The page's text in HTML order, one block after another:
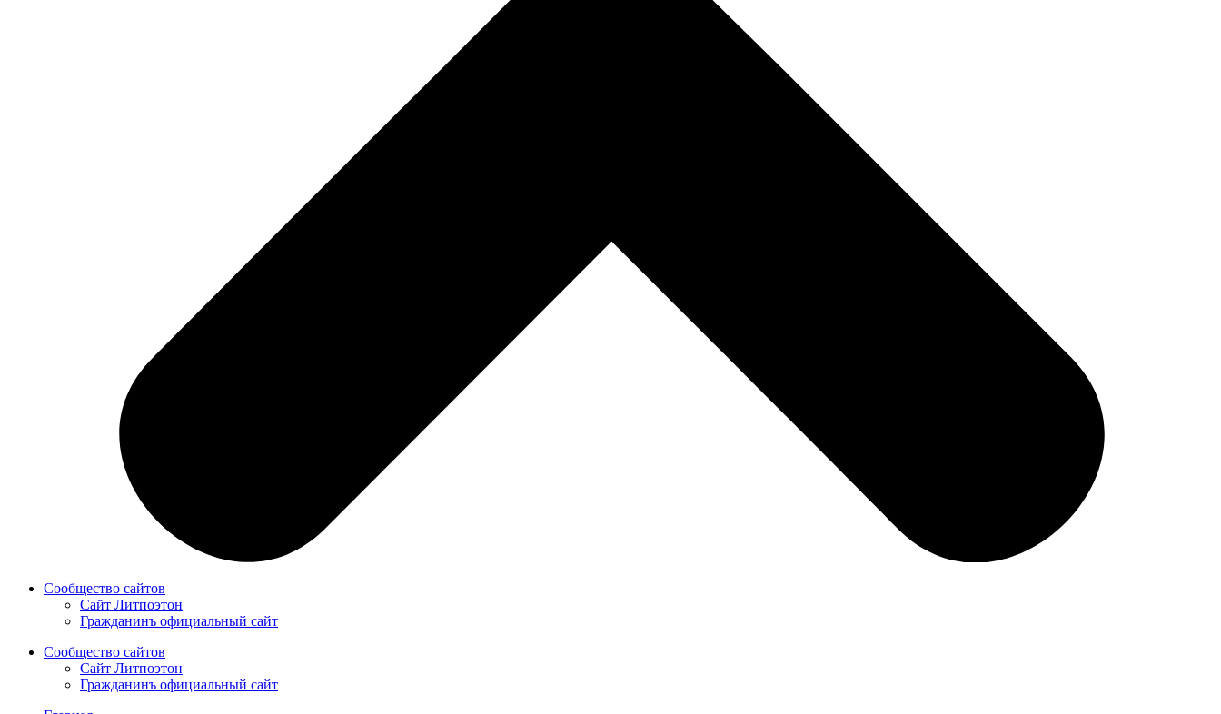
Сообщество сайтов
Сайт Литпоэтон
Гражданинъ официальный сайт
Сообщество сайтов
Сайт Литпоэтон
Гражданинъ официальный сайт